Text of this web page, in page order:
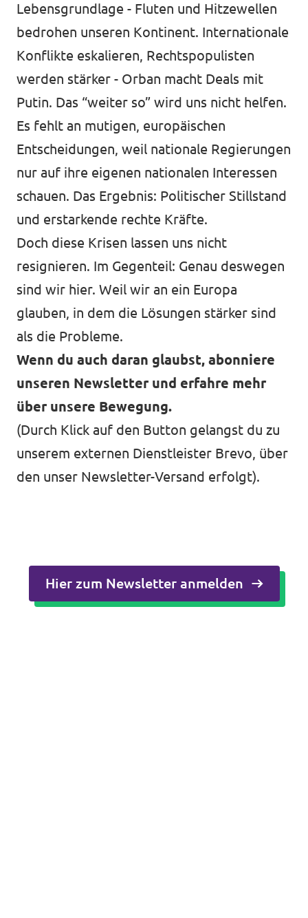
Transparenz
Datenschutz
Impressum
Lebensgrundlage - Fluten und Hitzewellen
bedrohen unseren Kontinent. Internationale
Konflikte eskalieren, Rechtspopulisten
werden stärker - Orban macht Deals mit
Putin. Das “weiter so” wird uns nicht helfen.
Es fehlt an mutigen, europäischen
Entscheidungen, weil nationale Regierungen
nur auf ihre eigenen nationalen Interessen
schauen. Das Ergebnis: Politischer Stillstand
und erstarkende rechte Kräfte.
Doch diese Krisen lassen uns nicht
resignieren. Im Gegenteil: Genau deswegen
sind wir hier. Weil wir an ein Europa
glauben, in dem die Lösungen stärker sind
als die Probleme.
Wenn du auch daran glaubst, abonniere
unseren Newsletter und erfahre mehr
über unsere Bewegung.
(Durch Klick auf den Button gelangst du zu
unserem externen Dienstleister Brevo, über
den unser Newsletter-Versand erfolgt).
Hier zum Newsletter anmelden